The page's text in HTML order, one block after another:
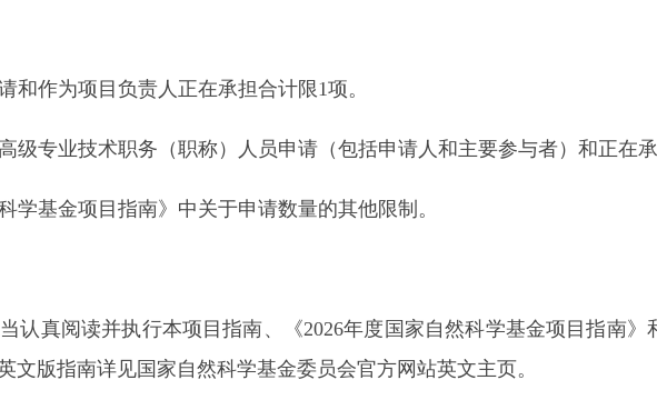
作为项目负责人正在承担合计限1项。
专业技术职务（职称）人员申请（包括申请人和主要参与者）和正在
基金项目指南》中关于申请数量的其他限制。
真阅读并执行本项目指南、《2026年度国家自然科学基金项目指南》
文版指南详见国家自然科学基金委员会官方网站英文主页。